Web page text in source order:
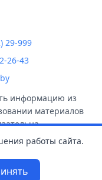
29-999
26-43
информацию из
материалов
работы сайта.